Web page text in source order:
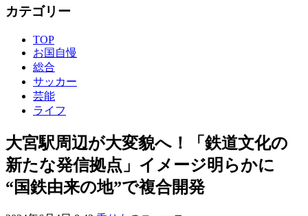
カテゴリー
TOP
お国自慢
総合
サッカー
芸能
ライフ
大宮駅周辺が大変貌へ！「鉄道文化の
新たな発信拠点」イメージ明らかに
“国鉄由来の地”で複合開発